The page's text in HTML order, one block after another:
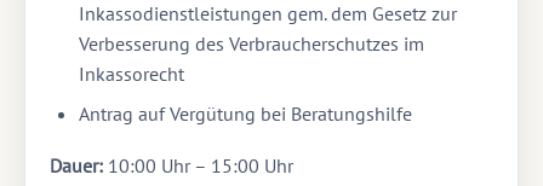
Inkassodienstleistungen gem. dem Gesetz zur
Verbesserung des Verbraucherschutzes im
Inkassorecht
Antrag auf Vergütung bei Beratungshilfe
Dauer: 10:00 Uhr – 15:00 Uhr